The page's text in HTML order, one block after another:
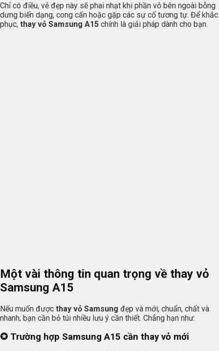
Chỉ có điều, vẻ đẹp này sẽ phai nhạt khi phần vỏ bên ngoài bỗng
dưng biến dạng, cong cấn hoặc gặp các sự cố tương tự. Để khắc
phục, thay vỏ Samsung A15 chính là giải pháp dành cho bạn.
Một vài thông tin quan trọng về thay vỏ
Samsung A15
Nếu muốn được thay vỏ Samsung đẹp và mới; chuẩn, chất và
nhanh; bạn cần bỏ túi nhiều lưu ý cần thiết. Chẳng hạn như:
✪ Trường hợp Samsung A15 cần thay vỏ mới